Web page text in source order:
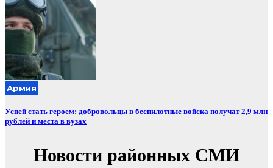
Армия
Успей стать героем: добровольцы в беспилотные войска получат 2,9 млн
рублей и места в вузах